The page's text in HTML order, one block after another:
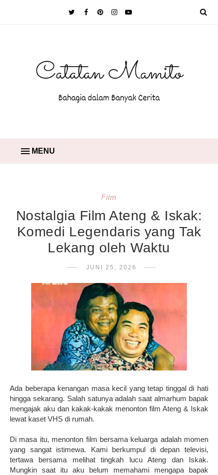
MENU
Film
Nostalgia Film Ateng & Iskak:
Komedi Legendaris yang Tak
Lekang oleh Waktu
JUNI 25, 2026
Ada beberapa kenangan masa kecil yang tetap tinggal di hati
hingga sekarang. Salah satunya adalah saat almarhum bapak
mengajak aku dan kakak-kakak menonton film Ateng & Iskak
lewat kaset VHS di rumah.
Di masa itu, menonton film bersama keluarga adalah momen
yang sangat istimewa. Kami berkumpul di depan televisi,
tertawa bersama melihat tingkah lucu Ateng dan Iskak.
Mungkin saat itu aku belum memahami mengapa bapak